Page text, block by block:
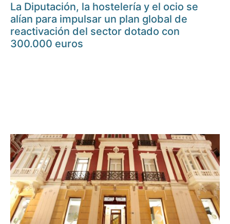
La Diputación, la hostelería y el ocio se
alían para impulsar un plan global de
reactivación del sector dotado con
300.000 euros